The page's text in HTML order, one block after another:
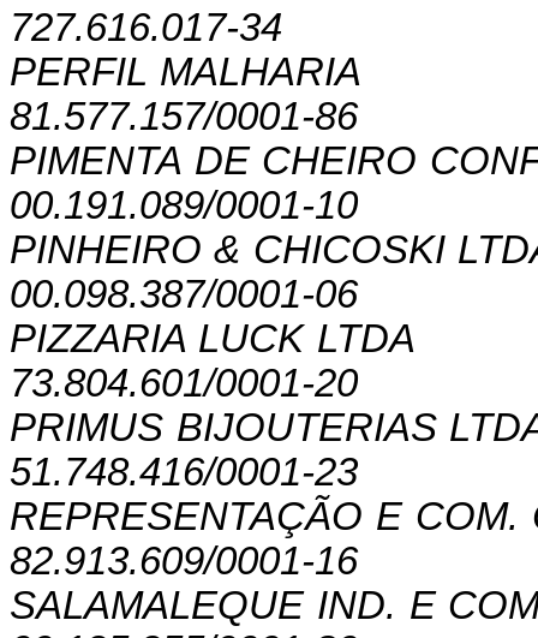
727.616.017-34
PERFIL MALHARIA
81.577.157/0001-86
PIMENTA DE CHEIRO
00.191.089/0001-10
PINHEIRO & CHICOSKI
00.098.387/0001-06
PIZZARIA LUCK LTDA
73.804.601/0001-20
PRIMUS BIJOUTERIAS
51.748.416/0001-23
REPRESENTAÇÃO E
82.913.609/0001-16
SALAMALEQUE IND. E